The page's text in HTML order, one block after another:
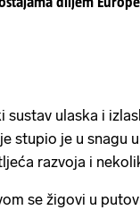
sustav ulaska i
stupio je u snagu
razvoja i
se žigovi u